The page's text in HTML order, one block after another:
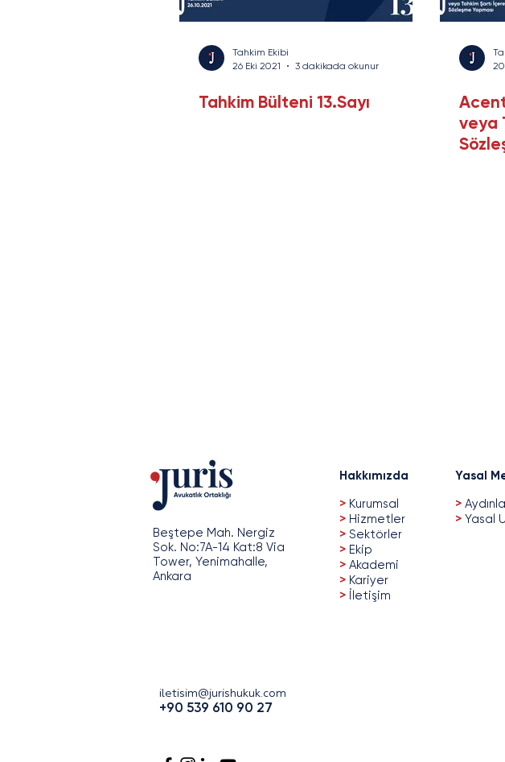
Tahkim Ekibi
26 Eki 2021
3 dakikada okunur
Tahkim Bülteni 13.Sayı
20
veya
Beştepe Mah. Nergiz
Sok. No:7A-14 Kat:8 Via
Tower, Yenimahalle,
Ankara
Hakkımızda
> Kurumsal
> Hizmetler
> Sektörler
> Ekip
> Akademi
> Kariyer
> İletişim
Yasal
>
> Yasal
iletisim@jurishukuk.com
+90 539 610 90 27